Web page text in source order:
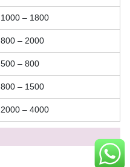
1000 – 1800
800 – 2000
500 – 800
800 – 1500
2000 – 4000